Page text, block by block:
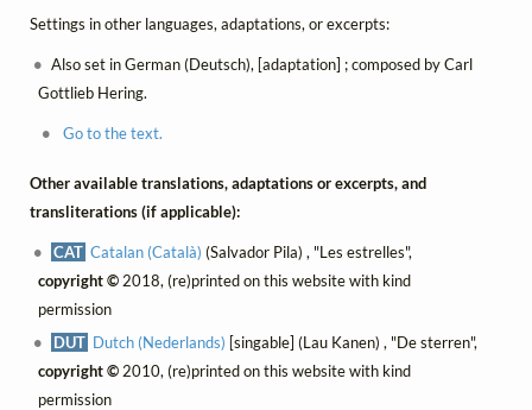
Settings in other languages, adaptations, or excerpts:
Also set in German (Deutsch), [adaptation] ; composed by Carl
Gottlieb Hering.
Go to the text.
Other available translations, adaptations or excerpts, and
transliterations (if applicable):
CAT Catalan (Català) (Salvador Pila) , "Les estrelles",
copyright ©2018, (re)printed on this website with kind
permission
DUT Dutch (Nederlands) [singable] (Lau Kanen) , "De sterren",
copyright ©2010, (re)printed on this website with kind
permission